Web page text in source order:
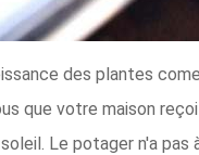
des plantes
que votre maison
Le potager n'a pas